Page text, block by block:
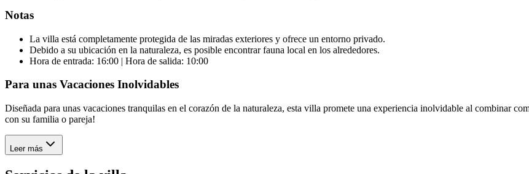
Notas
La villa está completamente protegida de las miradas exteriores y ofrece un entorno privado.
Debido a su ubicación en la naturaleza, es posible encontrar fauna local en los alrededores.
Hora de entrada: 16:00 | Hora de salida: 10:00
Para unas Vacaciones Inolvidables
Diseñada para unas vacaciones tranquilas en el corazón de la naturaleza, esta villa promete una experiencia inolvidable al combinar
con su familia o pareja!
Leer más